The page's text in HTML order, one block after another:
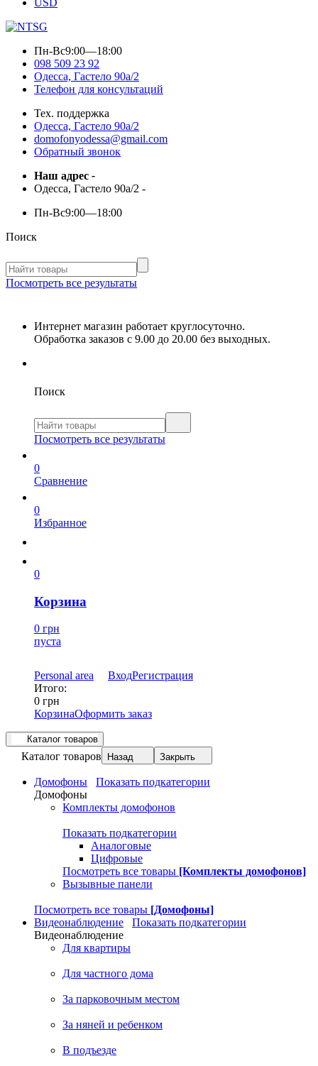
USD
Пн-Вс9:00—18:00
098 509 23 92
Одесса, Гастело 90а/2
Телефон для консультаций
Тех. поддержка
Одесса, Гастело 90а/2
domofonyodessa@gmail.com
Обратный звонок
Наш адрес -
Одесса, Гастело 90а/2 -
Пн-Вс9:00—18:00
Поиск
Посмотреть все результаты
Интернет магазин работает круглосуточно.
Обработка заказов с 9.00 до 20.00 без выходных.
Поиск
Посмотреть все результаты
0
Сравнение
0
Избранное
0
Корзина
0 грн
пуста
Personal area ВходРегистрация
Итого:
0 грн
КорзинаОформить заказ
Каталог товаров
Каталог товаров Назад Закрыть
Домофоны
Показать подкатегории
Домофоны
Комплекты домофонов
Показать подкатегории
Аналоговые
Цифровые
Посмотреть все товары [Комплекты домофонов]
Вызывные панели
Посмотреть все товары [Домофоны]
Видеонаблюдение
Показать подкатегории
Видеонаблюдение
Для квартиры
Для частного дома
За парковочным местом
За няней и ребенком
В подъезде